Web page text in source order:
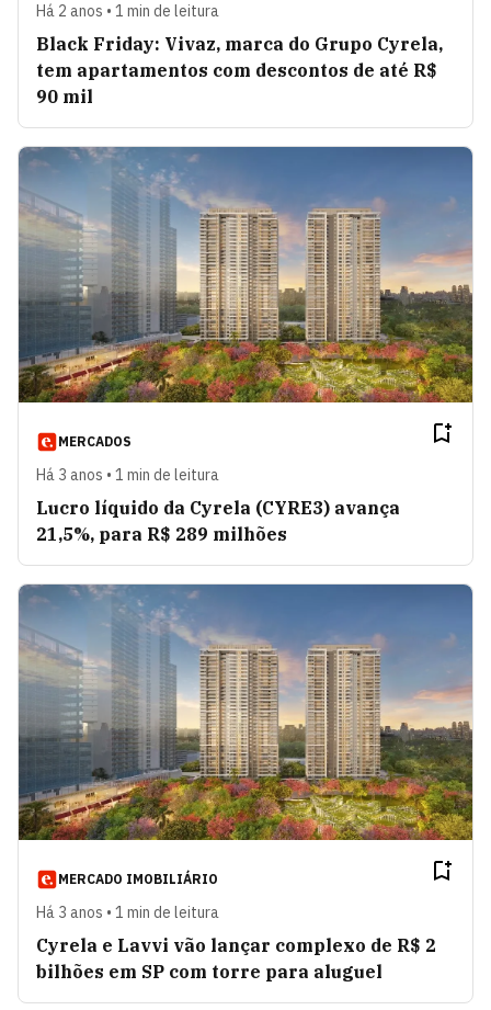
Há 2 anos • 1 min de leitura
Black Friday: Vivaz, marca do Grupo Cyrela,
tem apartamentos com descontos de até R$
90 mil
MERCADOS
Há 3 anos • 1 min de leitura
Lucro líquido da Cyrela (CYRE3) avança
21,5%, para R$ 289 milhões
MERCADO IMOBILIÁRIO
Há 3 anos • 1 min de leitura
Cyrela e Lavvi vão lançar complexo de R$ 2
bilhões em SP com torre para aluguel